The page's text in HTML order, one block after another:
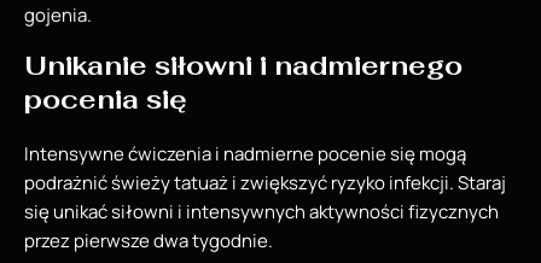
gojenia.
Unikanie siłowni i nadmiernego
pocenia się
Intensywne ćwiczenia i nadmierne pocenie się mogą
podrażnić świeży tatuaż i zwiększyć ryzyko infekcji. Staraj
się unikać siłowni i intensywnych aktywności fizycznych
przez pierwsze dwa tygodnie.